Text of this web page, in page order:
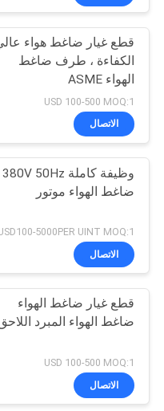
ضاغط
23
ضاغط
صناعي
14
قطع غيار ضاغط هواء
الكفاءة ، طرف ضاغط
الهواء ASME
USD 100-500 MOQ:1
الاتصال
وظيفة كاملة 380V 50Hz
ضاغط الهواء موتور
5000PER UINT MOQ:1
الاتصال
قطع غيار ضاغط الهواء
ضاغط الهواء المبرد
USD 100-500 MOQ:1
الاتصال